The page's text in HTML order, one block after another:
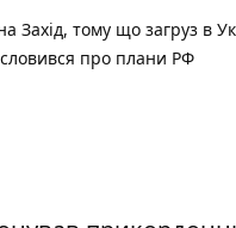
Захід, тому що загруз в
про плани РФ